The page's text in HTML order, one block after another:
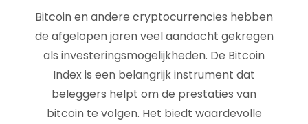
Bitcoin en andere cryptocurrencies hebben
de afgelopen jaren veel aandacht gekregen
als investeringsmogelijkheden. De Bitcoin
Index is een belangrijk instrument dat
beleggers helpt om de prestaties van
bitcoin te volgen. Het biedt waardevolle